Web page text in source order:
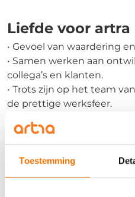
Toestemming
Liefde voor artra
• Gevoel van waardering
• Samen werken aan
collega’s en klanten.
• Trots zijn op het team
de prettige werksfeer.
• Betekenisvol werk doen
en ontwikkeling van
Liefde voor artra betekent,
vragen “dat je je
Het is het plezier en de